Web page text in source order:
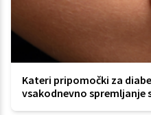
Kateri pripomočki za
vsakodnevno spremljanje